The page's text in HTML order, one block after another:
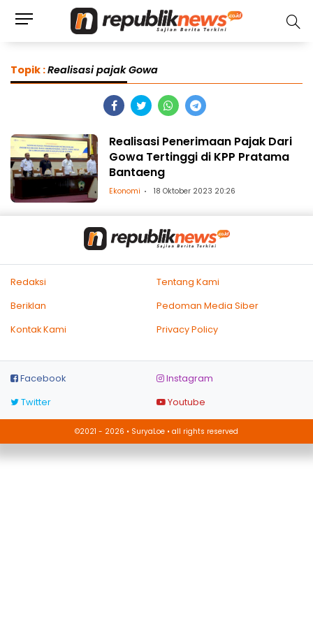
Topik :Realisasi pajak Gowa
Realisasi Penerimaan Pajak Dari
Gowa Tertinggi di KPP Pratama
Bantaeng
Ekonomi 18 Oktober 2023 20:26
Redaksi
Tentang Kami
Beriklan
Pedoman Media Siber
Kontak Kami
Privacy Policy
Facebook
Instagram
Twitter
Youtube
©2021 - 2026 • SuryaLoe • all rights reserved